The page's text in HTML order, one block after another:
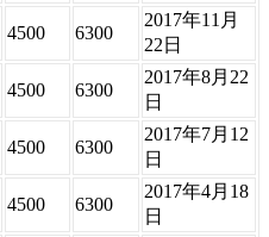
4500 6300
2017年11月
22日
4500 6300
2017年8月22
日
4500 6300
2017年7月12
日
4500 6300
2017年4月18
日